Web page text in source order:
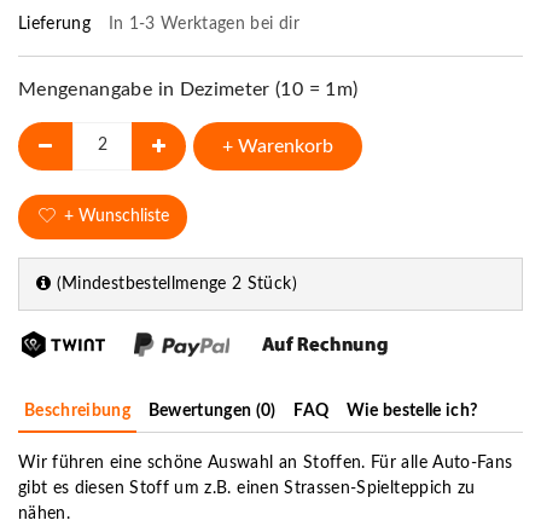
Lieferung In 1-3 Werktagen bei dir
Mengenangabe in Dezimeter (10 = 1m)
+ Warenkorb
+ Wunschliste
(Mindestbestellmenge 2 Stück)
Beschreibung Bewertungen (0) FAQ Wie bestelle ich?
Wir führen eine schöne Auswahl an Stoffen. Für alle Auto-Fans
gibt es diesen Stoff um z.B. einen Strassen-Spielteppich zu
nähen.